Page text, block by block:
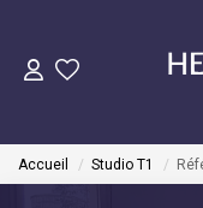
Accueil Studio T1